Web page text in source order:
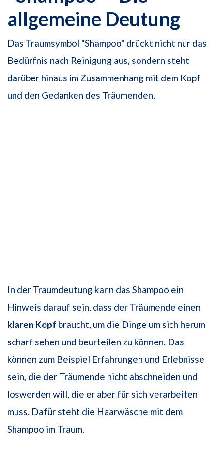
allgemeine Deutung
Das Traumsymbol "Shampoo" drückt nicht nur das
Bedürfnis nach Reinigung aus, sondern steht
darüber hinaus im Zusammenhang mit dem Kopf
und den Gedanken des Träumenden.
In der Traumdeutung kann das Shampoo ein
Hinweis darauf sein, dass der Träumende einen
klaren Kopf braucht, um die Dinge um sich herum
scharf sehen und beurteilen zu können. Das
können zum Beispiel Erfahrungen und Erlebnisse
sein, die der Träumende nicht abschneiden und
loswerden will, die er aber für sich verarbeiten
muss. Dafür steht die Haarwäsche mit dem
Shampoo im Traum.